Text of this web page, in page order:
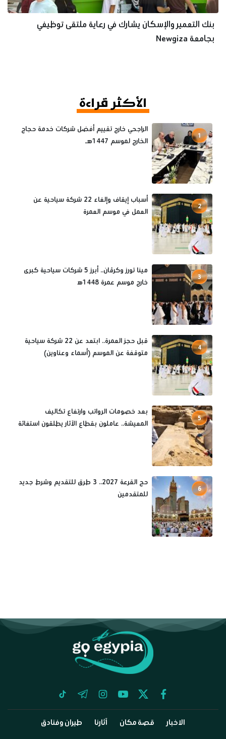
بنك التعمير والإسكان يشارك في رعاية ملتقى توظيفي
بجامعة Newgiza
الأكثر قراءة
1
الراجحي خارج تقييم أفضل شركات خدمة حجاج
الخارج لموسم 1447هـ
2
أسباب إيقاف وإلغاء 22 شركة سياحية عن
العمل في موسم العمرة
3
مينا تورز وكرڤان.. أبرز 5 شركات سياحية كبرى
خارج موسم عمرة 1448ه‍
4
قبل حجز العمرة.. ابتعد عن 22 شركة سياحية
متوقفة عن الموسم (أسماء وعناوين)
5
بعد خصومات الرواتب وارتفاع تكاليف
المعيشة.. عاملون بقطاع الآثار يطلقون استغاثة
6
حج القرعة 2027.. 3 طرق للتقديم وشرط جديد
للمتقدمين
facebook
twitter
youtube
instagram
telegram
tiktok
الاخبار قصة مكان آثارنا طيران وفنادق